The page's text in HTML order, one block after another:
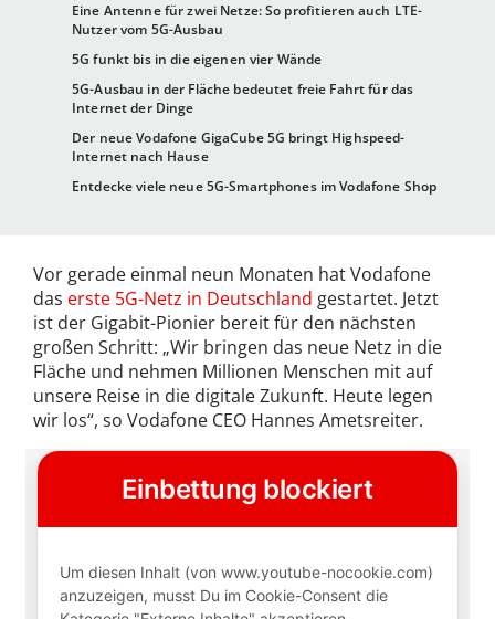
Eine Antenne für zwei Netze: So profitieren auch LTE-
Nutzer vom 5G-Ausbau
5G funkt bis in die eigenen vier Wände
5G-Ausbau in der Fläche bedeutet freie Fahrt für das
Internet der Dinge
Der neue Vodafone GigaCube 5G bringt Highspeed-
Internet nach Hause
Entdecke viele neue 5G-Smartphones im Vodafone Shop
Vor gerade einmal neun Monaten hat Vodafone
das erste 5G-Netz in Deutschland gestartet. Jetzt
ist der Gigabit-Pionier bereit für den nächsten
großen Schritt: „Wir bringen das neue Netz in die
Fläche und nehmen Millionen Menschen mit auf
unsere Reise in die digitale Zukunft. Heute legen
wir los“, so Vodafone CEO Hannes Ametsreiter.